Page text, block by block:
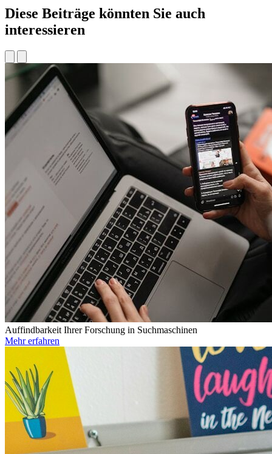
Diese Beiträge könnten Sie auch
interessieren
Auffindbarkeit Ihrer Forschung in Suchmaschinen
Mehr erfahren